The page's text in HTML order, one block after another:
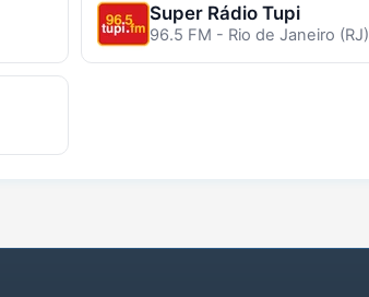
Super Rádio Tupi
96.5 FM - Rio de Janeiro (RJ)